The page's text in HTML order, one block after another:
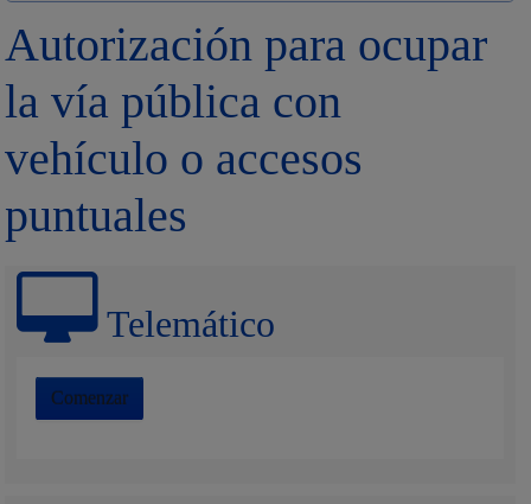
Autorización para ocupar
la vía pública con
vehículo o accesos
puntuales
Telemático
Comenzar